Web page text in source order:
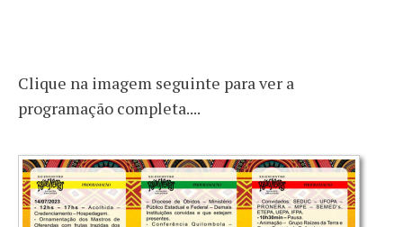
Clique na imagem seguinte para ver a
programação completa....